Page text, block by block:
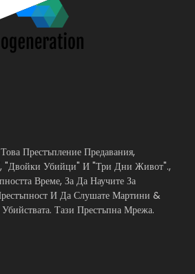
Престъпление Предавания,
"Двойки Убийци" И "Три Дни Живот".,
Време, За Да Научите За
И Да Слушате Мартини &
Убийствата. Тази Престъпна Мрежа.